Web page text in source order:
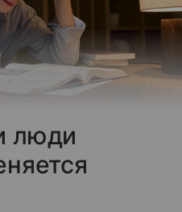
люди